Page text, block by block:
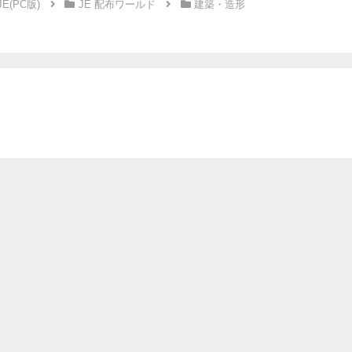
版) JE 配布ワールド 建築・造形